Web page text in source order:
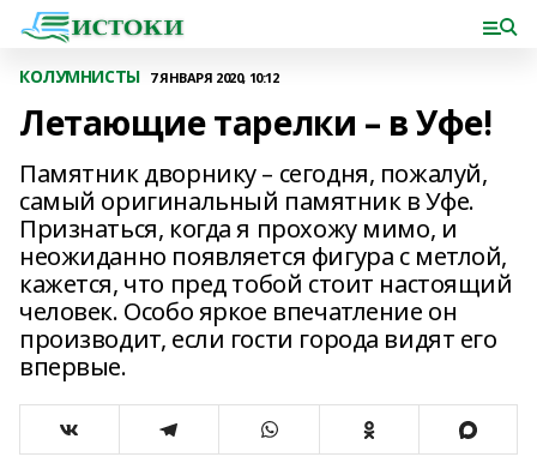
КОЛУМНИСТЫ 7 ЯНВАРЯ 2020, 10:12
Летающие тарелки – в Уфе!
Памятник дворнику – сегодня, пожалуй,
самый оригинальный памятник в Уфе.
Признаться, когда я прохожу мимо, и
неожиданно появляется фигура с метлой,
кажется, что пред тобой стоит настоящий
человек. Особо яркое впечатление он
производит, если гости города видят его
впервые.